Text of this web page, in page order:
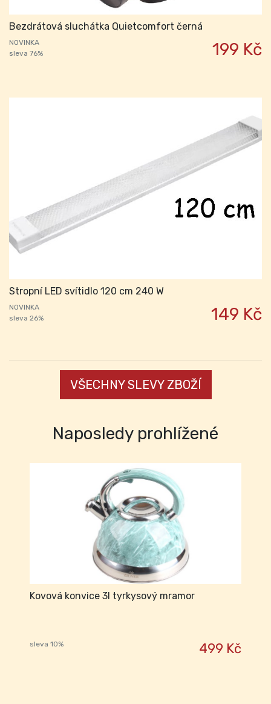
Bezdrátová sluchátka Quietcomfort černá
NOVINKA
sleva 76%
199 Kč
Stropní LED svítidlo 120 cm 240 W
NOVINKA
sleva 26%
149 Kč
VŠECHNY SLEVY ZBOŽÍ
Naposledy prohlížené
Kovová konvice 3l tyrkysový mramor
sleva 10% 499 Kč